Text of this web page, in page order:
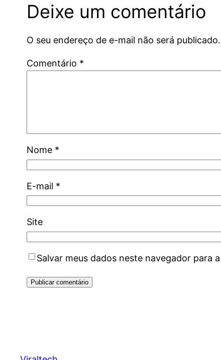
Deixe um comentário
O seu endereço de e-mail não será publicado.
Comentário *
Nome *
E-mail *
Site
Salvar meus dados neste navegador para